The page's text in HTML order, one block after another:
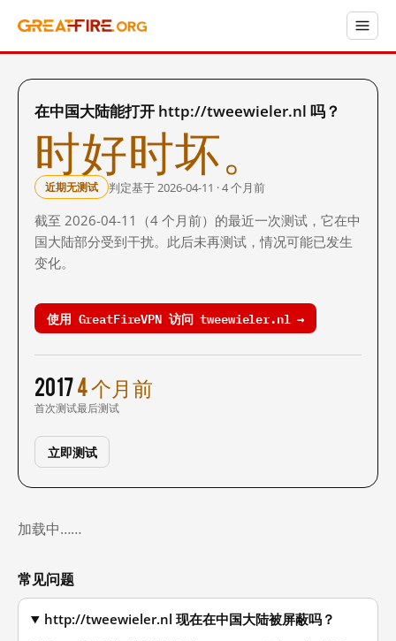
在中国大陆能打开 http://tweewieler.nl 吗？
时好时坏。
近期无测试 判定基于 2026-04-11 · 4 个月前
截至 2026-04-11（4 个月前）的最近一次测试，它在中
国大陆部分受到干扰。此后未再测试，情况可能已发生
变化。
使用 GreatFireVPN 访问 tweewieler.nl →
2017
首次测试
4 个月前
最后测试
立即测试
加载中……
常见问题
http://tweewieler.nl 现在在中国大陆被屏蔽吗？